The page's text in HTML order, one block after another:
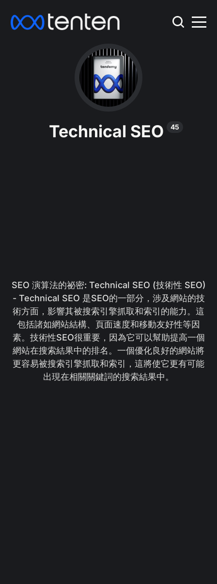
Technical SEO 45
SEO 演算法的祕密: Technical SEO (技術性 SEO)
- Technical SEO 是SEO的一部分，涉及網站的技
術方面，影響其被搜索引擎抓取和索引的能力。這
包括諸如網站結構、頁面速度和移動友好性等因
素。技術性SEO很重要，因為它可以幫助提高一個
網站在搜索結果中的排名。一個優化良好的網站將
更容易被搜索引擎抓取和索引，這將使它更有可能
出現在相關關鍵詞的搜索結果中。